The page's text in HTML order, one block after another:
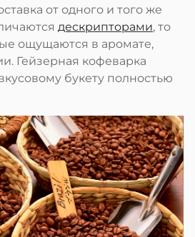
от одного и того же
дескрипторами, то
ощущаются в аромате,
Гейзерная кофеварка
букету полностью